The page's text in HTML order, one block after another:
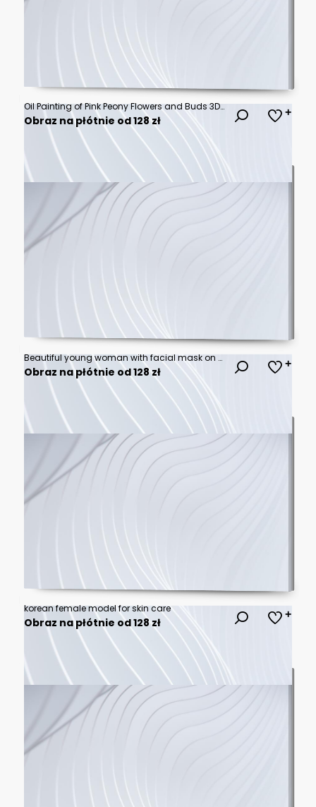
Oil Painting of Pink Peony Flowers and Buds 3D Floral Relief Mural wallpape, floral landscapes. 3d floral art, floral wallpaper, Luxurious textile tile wall art
Obraz na płótnie od 128 zł
Beautiful young woman with facial mask on her face holding slices of cucumber. Skin care and treatment, spa, natural beauty and cosmetology concept.
Obraz na płótnie od 128 zł
korean female model for skin care
Obraz na płótnie od 128 zł